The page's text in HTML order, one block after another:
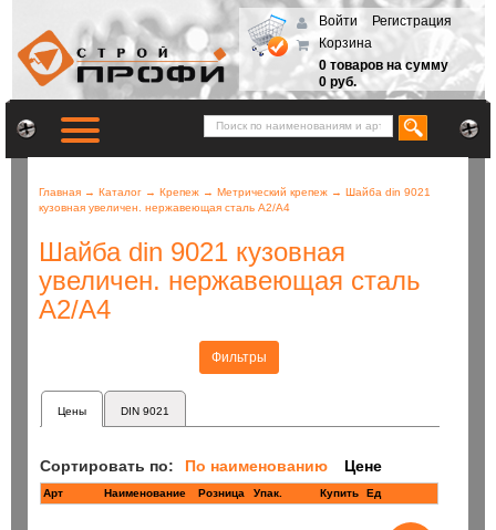
Войти
Регистрация
Корзина
0 товаров на сумму
0 руб.
Главная → Каталог → Крепеж → Метрический крепеж → Шайба din 9021
кузовная увеличен. нержавеющая сталь А2/А4
Шайба din 9021 кузовная
увеличен. нержавеющая сталь
А2/А4
Фильтры
Цены DIN 9021
Сортировать по: По наименованию Цене
Арт Наименование Розница Купить Ед